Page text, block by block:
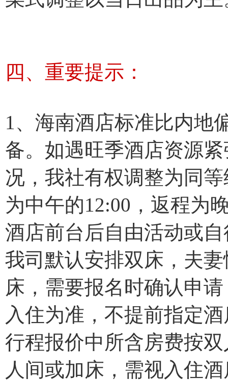
四、重要提示：
1、海南酒店标准比内地
备。如遇旺季酒店资源
况，我社有权调整为同
为中午的12:00，返程为
酒店前台后自由活动或
我司默认安排双床，夫
床，需要报名时确认申
入住为准，不提前指定
行程报价中所含房费按
人间或加床，需视入住